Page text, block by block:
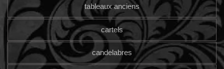
tableaux anciens
cartels
candelabres